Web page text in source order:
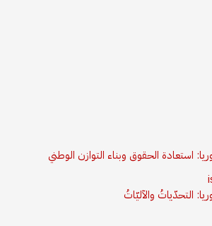
استعادة الحقوق وبناء التوازن الوطني
التحدّياتُ والآليّاتُ